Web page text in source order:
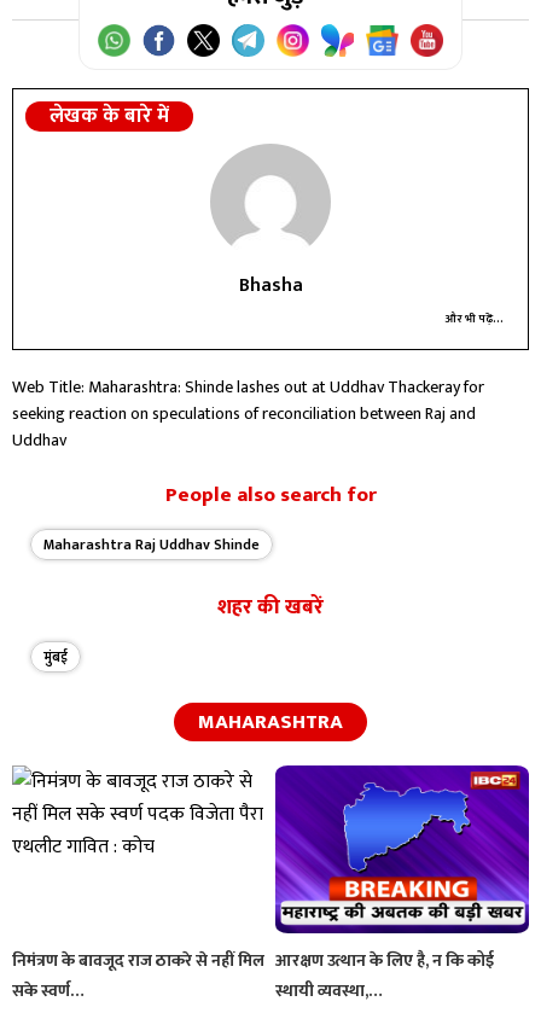
लेखक के बारे में
Bhasha
और भी पढ़ें...
Web Title: Maharashtra: Shinde lashes out at Uddhav Thackeray for
seeking reaction on speculations of reconciliation between Raj and
Uddhav
People also search for
Maharashtra Raj Uddhav Shinde
शहर की खबरें
मुंबई
MAHARASHTRA
निमंत्रण के बावजूद राज ठाकरे से नहीं मिल
सके स्वर्ण…
आरक्षण उत्थान के लिए है, न कि कोई
स्थायी व्यवस्था,…